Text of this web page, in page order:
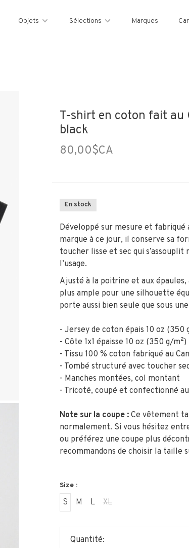
Objets Sélections Marques
T-shirt en coton fait au
black
80,00$CA
En stock
Développé sur mesure et fabriqué
marque à ce jour, il conserve sa
toucher lisse et sec qui
l’usage.
Ajusté à la poitrine et aux épaules,
plus ample pour une silhouette
porte aussi bien seule que sous
- Jersey de coton épais 10 oz (350
- Côte 1x1 épaisse 10 oz (350 g/m²)
- Tissu 100 % coton fabriqué au
- Tombé structuré avec toucher
- Manches montées, col montant
- Tricoté, coupé et confectionné au
Note sur la coupe :Ce vêtement
normalement. Si vous hésitez
ou préférez une coupe plus
recommandons de choisir la taille
Size :
S M L XL
Quantité: